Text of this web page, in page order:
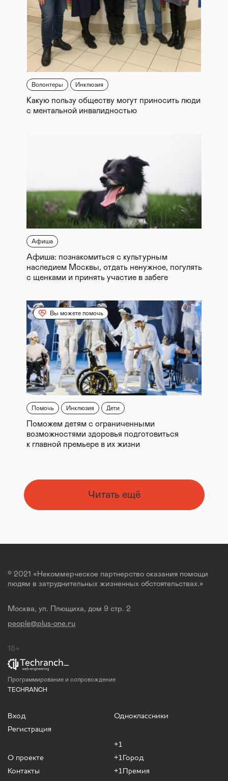
Волонтеры Инклюзия
Какую пользу обществу могут приносить люди
с ментальной инвалидностью
Афиша
Афиша: познакомиться с культурным
наследием Москвы, отдать ненужное, погулять
с щенками и принять участие в забеге
Вы можете помочь
Помочь Инклюзия Дети
Поможем детям с ограниченными
возможностями здоровья подготовиться
к главной премьере в их жизни
Читать ещё
© 2021 «Некоммерческое партнерство оказания помощи
людям в затруднительных жизненных обстоятельствах.»
Москва, ул. Плющиха, дом 9 стр. 2
people@plus-one.ru
18+
Программирование и сопровождение
TECHRANCH
Вход
Регистрация
О проекте
Контакты
Одноклассники
+1
+1Город
+1Премия